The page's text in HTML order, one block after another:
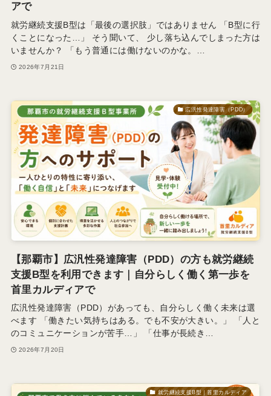
アで
就労継続支援B型は「最後の選択肢」ではありません 「B型に行
くことになった…」 そう聞いて、 少し落ち込んでしまった方は
いませんか？ 「もう普通には働けないのかな。…
2026年7月21日
広汎性発達障害（PDD）
【那覇市】広汎性発達障害（PDD）の方も就労継続
支援B型を利用できます｜自分らしく働く第一歩を
首里カルディアで
広汎性発達障害（PDD）があっても、自分らしく働く未来は選
べます 「働きたい気持ちはある。でも不安が大きい。」 「人と
のコミュニケーションが苦手…」 「仕事が長続き…
2026年7月20日
就労継続支援B型｜首里カルディア